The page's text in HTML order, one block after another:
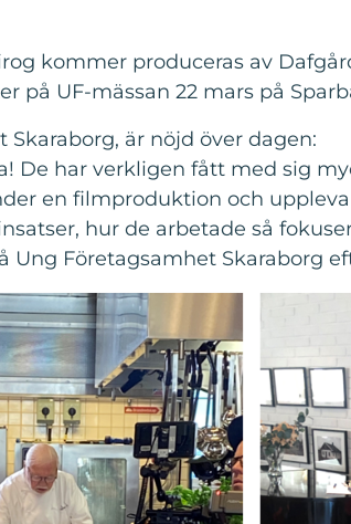
kommer produceras av
på UF-mässan 22 mars på
är nöjd över dagen:
De har verkligen fått med sig
en filmproduktion och
hur de arbetade så
Ung Företagsamhet Skaraborg